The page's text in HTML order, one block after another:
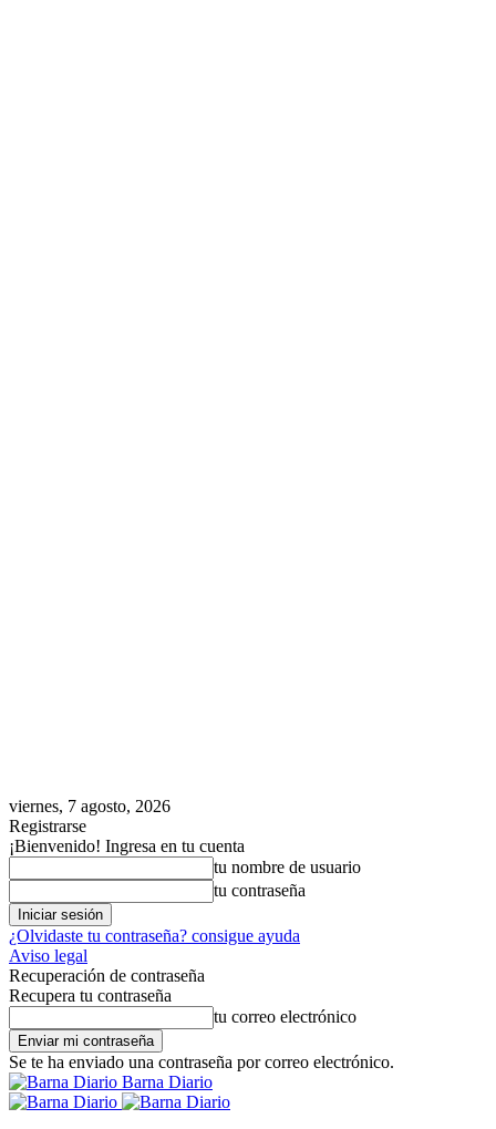
viernes, 7 agosto, 2026
Registrarse
¡Bienvenido! Ingresa en tu cuenta
tu nombre de usuario
tu contraseña
¿Olvidaste tu contraseña? consigue ayuda
Aviso legal
Recuperación de contraseña
Recupera tu contraseña
tu correo electrónico
Se te ha enviado una contraseña por correo electrónico.
Barna Diario